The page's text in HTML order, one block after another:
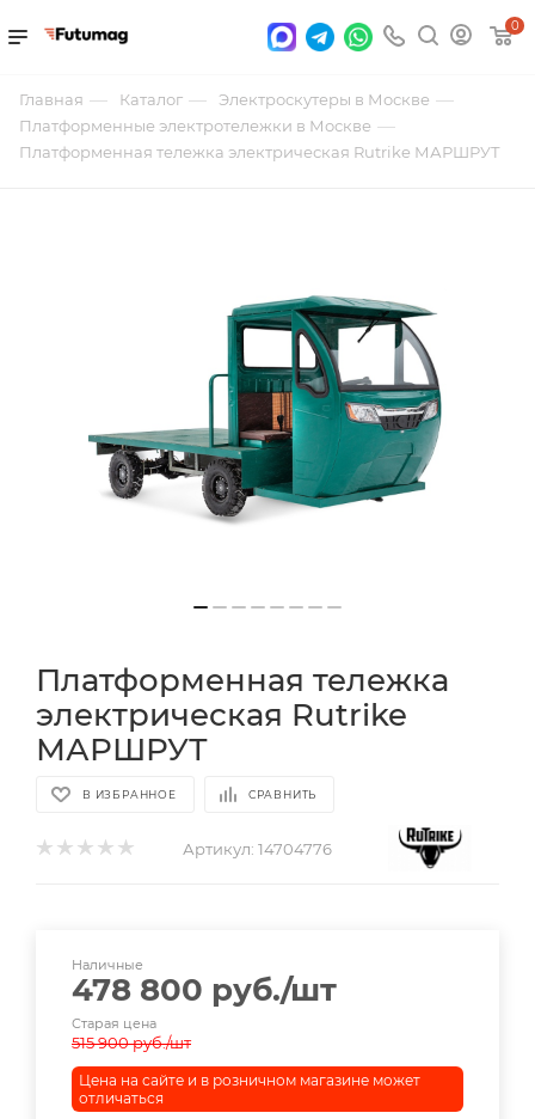
0
Главная — Каталог — Электроскутеры в Москве —
Платформенные электротележки в Москве —
Платформенная тележка электрическая Rutrike МАРШРУТ
Платформенная тележка
электрическая Rutrike
МАРШРУТ
В ИЗБРАННОЕ СРАВНИТЬ
Артикул: 14704776
Наличные
478 800 руб./шт
Старая цена
515 900руб./шт
Цена на сайте и в розничном магазине может
отличаться